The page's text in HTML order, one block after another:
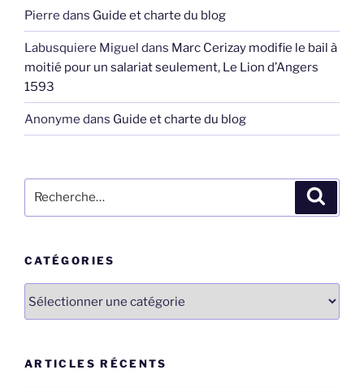
Pierre dans Guide et charte du blog
Labusquiere Miguel dans Marc Cerizay modifie le bail à
moitié pour un salariat seulement, Le Lion d’Angers
1593
Anonyme dans Guide et charte du blog
pour
CATÉGORIES
ARTICLES RÉCENTS